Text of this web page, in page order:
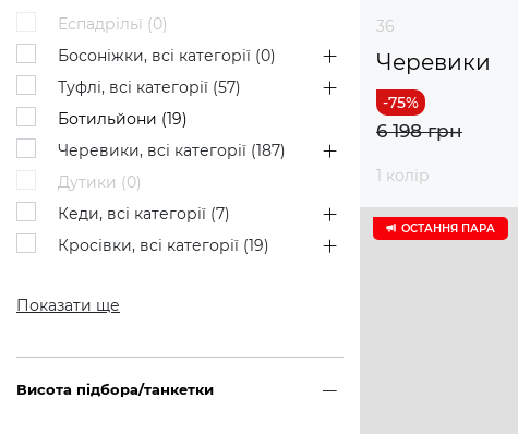
Еспадрільї (0)
Босоніжки, всі категорії (0)
Туфлі, всі категорії (57)
Ботильйони (19)
Черевики, всі категорії (187)
Дутики (0)
Кеди, всі категорії (7)
Кросівки, всі категорії (19)
Показати ще
Висота підбора/танкетки
36
Черевики
6 198 грн
1 колір
ОСТАННЯ ПАРА